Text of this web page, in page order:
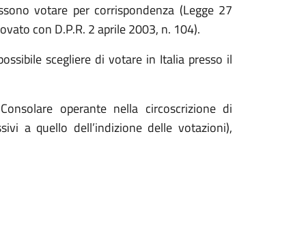
votare per corrispondenza (Legge 27
con D.P.R. 2 aprile 2003, n. 104).
scegliere di votare in Italia presso il
operante nella circoscrizione di
a quello dell’indizione delle votazioni),